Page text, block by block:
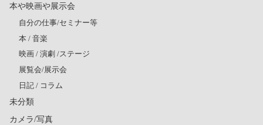
本や映画や展示会
自分の仕事/セミナー等
本 / 音楽
映画 / 演劇 /ステージ
展覧会/展示会
日記 / コラム
未分類
カメラ/写真